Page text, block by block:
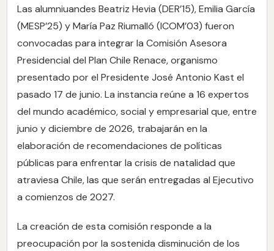
Las alumniuandes Beatriz Hevia (DER’15), Emilia García
(MESP’25) y María Paz Riumalló (ICOM’03) fueron
convocadas para integrar la Comisión Asesora
Presidencial del Plan Chile Renace, organismo
presentado por el Presidente José Antonio Kast el
pasado 17 de junio. La instancia reúne a 16 expertos
del mundo académico, social y empresarial que, entre
junio y diciembre de 2026, trabajarán en la
elaboración de recomendaciones de políticas
públicas para enfrentar la crisis de natalidad que
atraviesa Chile, las que serán entregadas al Ejecutivo
a comienzos de 2027.
La creación de esta comisión responde a la
preocupación por la sostenida disminución de los